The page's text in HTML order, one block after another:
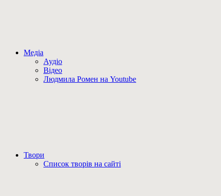
Медіа
Аудіо
Відео
Людмила Ромен на Youtube
Твори
Список творів на сайті